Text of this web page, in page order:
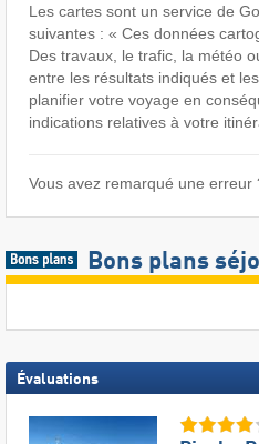
Les cartes sont un service de
suivantes : « Ces données
Des travaux, le trafic, la météo
entre les résultats indiqués et
planifier votre voyage en
indications relatives à votre
Vous avez remarqué une erreur
Bons plans
Évaluations